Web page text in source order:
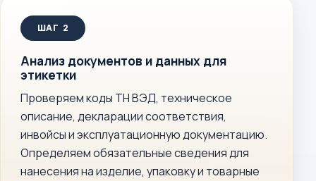
Анализ документов и данных для
этикетки
Проверяем коды ТН ВЭД, техническое
описание, декларации соответствия,
инвойсы и эксплуатационную документацию.
Определяем обязательные сведения для
нанесения на изделие, упаковку и товарные